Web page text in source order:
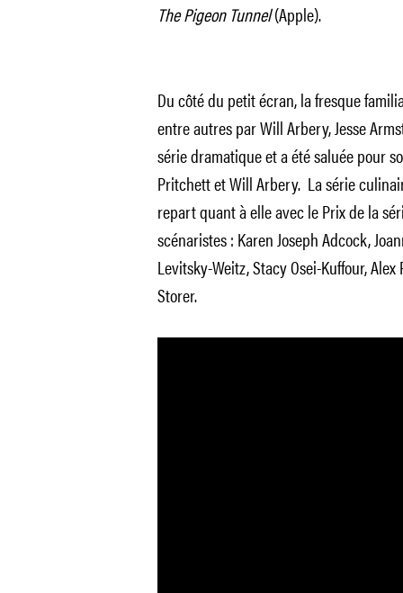
The Pigeon Tunnel(Apple).
Du côté du petit écran, la fresque
entre autres par Will Arbery, Jesse
série dramatique et a été saluée pour
Pritchett et Will Arbery. La série
repart quant à elle avec le Prix de la
scénaristes : Karen Joseph Adcock,
Levitsky-Weitz, Stacy Osei-Kuffour,
Storer.